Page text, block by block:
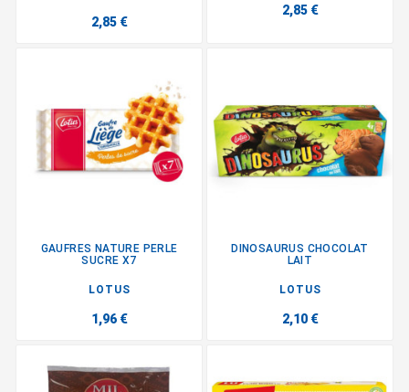
2,85 €
2,85 €
GAUFRES NATURE PERLE
SUCRE X7
LOTUS
1,96 €
DINOSAURUS CHOCOLAT
LAIT
LOTUS
2,10 €